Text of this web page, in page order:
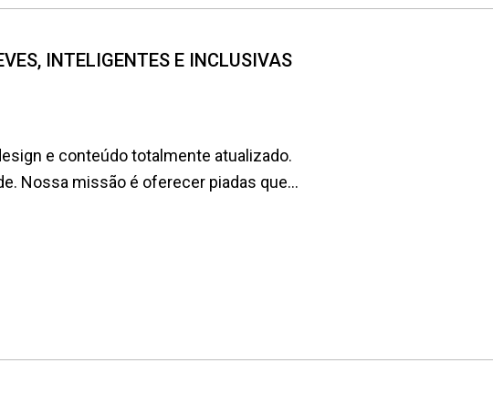
INTELIGENTES E INCLUSIVAS
e conteúdo totalmente atualizado.
Nossa missão é oferecer piadas que...